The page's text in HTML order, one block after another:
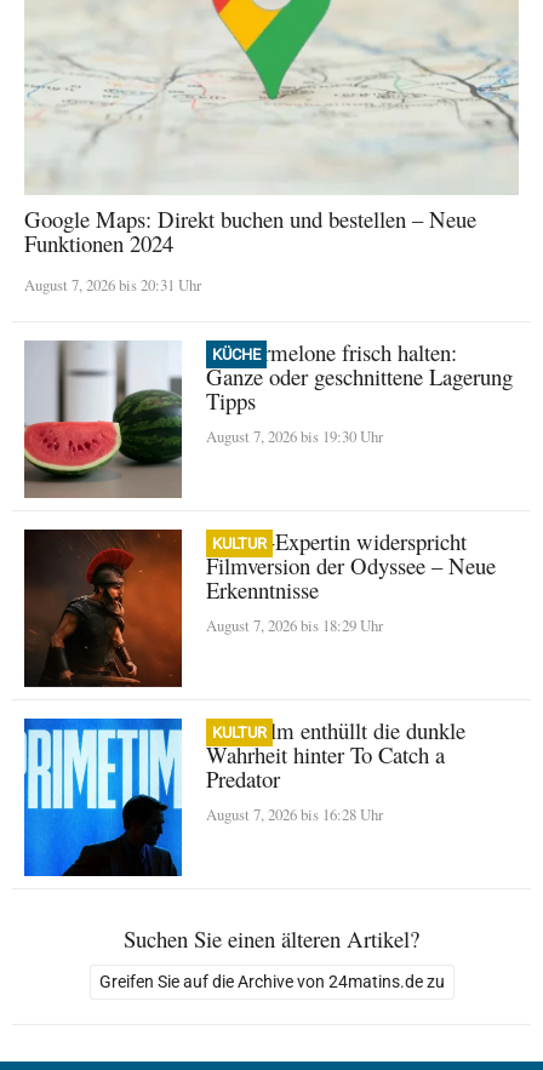
Google Maps: Direkt buchen und bestellen – Neue
Funktionen 2024
August 7, 2026 bis 20:31 Uhr
KÜCHE
Wassermelone frisch halten:
Ganze oder geschnittene Lagerung
Tipps
August 7, 2026 bis 19:30 Uhr
KULTUR
Homer-Expertin widerspricht
Filmversion der Odyssee – Neue
Erkenntnisse
August 7, 2026 bis 18:29 Uhr
KULTUR
A24-Film enthüllt die dunkle
Wahrheit hinter To Catch a
Predator
August 7, 2026 bis 16:28 Uhr
Suchen Sie einen älteren Artikel?
Greifen Sie auf die Archive von 24matins.de zu